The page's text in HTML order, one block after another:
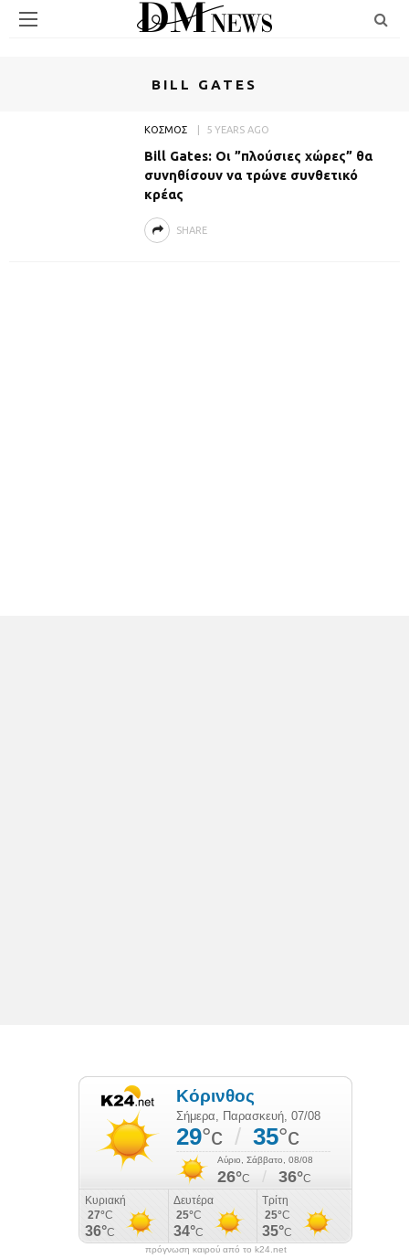
BILL GATES
ΚΟΣΜΟΣ 5 YEARS AGO
Bill Gates: Οι ”πλούσιες χώρες” θα
συνηθίσουν να τρώνε συνθετικό
κρέας
SHARE
πρόγνωση καιρού από το k24.net